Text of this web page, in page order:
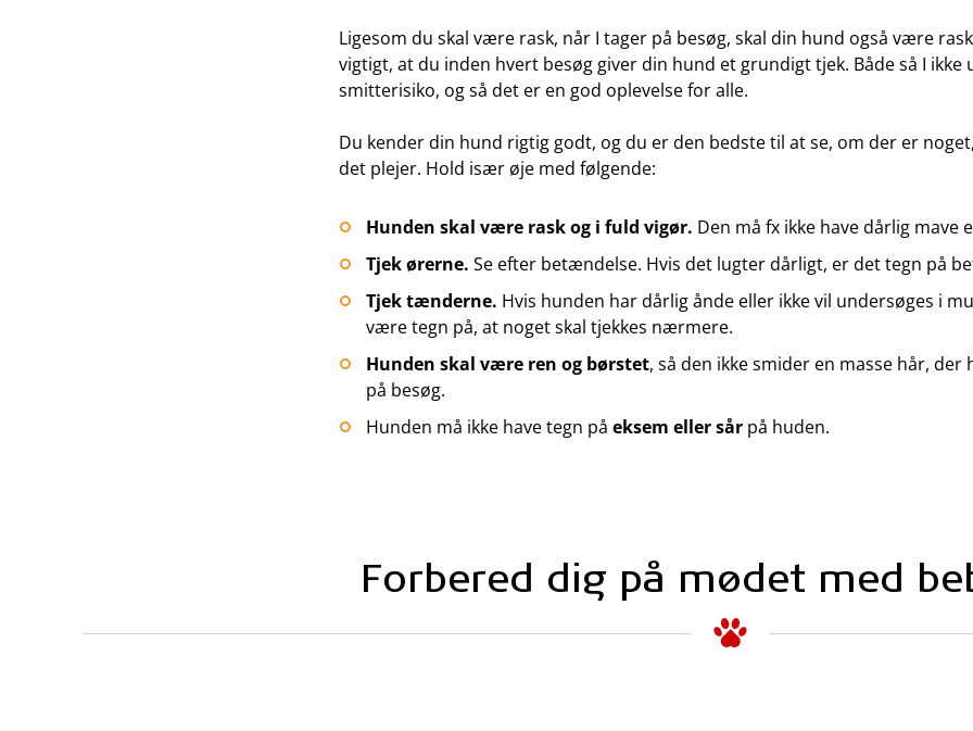
Ligesom du skal være rask, når I tager på besøg, skal din hund også være
vigtigt, at du inden hvert besøg giver din hund et grundigt tjek. Både så I ikke
smitterisiko, og så det er en god oplevelse for alle.
Du kender din hund rigtig godt, og du er den bedste til at se, om der er
det plejer. Hold især øje med følgende:
Hunden skal være rask og i fuld vigør. Den må fx ikke have dårlig mave
Tjek ørerne. Se efter betændelse. Hvis det lugter dårligt, er det tegn på
Tjek tænderne. Hvis hunden har dårlig ånde eller ikke vil undersøges i
være tegn på, at noget skal tjekkes nærmere.
Hunden skal være ren og børstet, så den ikke smider en masse hår,
på besøg.
Hunden må ikke have tegn på eksem eller sår på huden.
Forbered dig på mødet med